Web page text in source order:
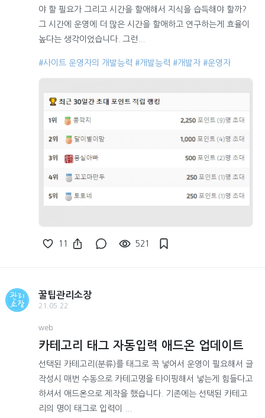
야 할 필요가 그리고 시간을 할애해서 지식을 습득해야 할까?
그 시간에 운영에 더 많은 시간을 할애하고 연구하는게 효율이
높다는 생각이었습니다. 그런...
#사이트 운영자의 개발능력 #개발능력 #개발자 #운영자
11 521
꿀팁관리소장
21.05.22
web
카테고리 태그 자동입력 애드온 업데이트
선택된 카테고리(분류)를 태그로 꼭 넣어서 운영이 필요해서 글
작성시 매번 수동으로 카테고명을 타이핑해서 넣는게 힘들다고
하셔서 애드온으로 제작을 했습니다. 기존에는 선택된 카테고
리의 명이 태그로 입력이 ...